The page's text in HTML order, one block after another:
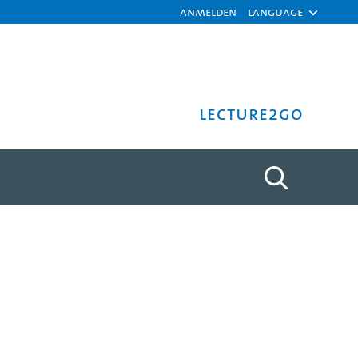
Anmelden Language
Lecture2Go